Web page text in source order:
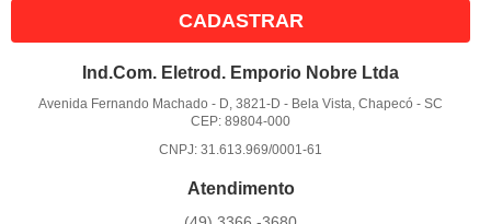
CADASTRAR
Ind.Com. Eletrod. Emporio Nobre Ltda
Avenida Fernando Machado - D, 3821-D - Bela Vista, Chapecó -SC
CEP: 89804-000
CNPJ: 31.613.969/0001-61
Atendimento